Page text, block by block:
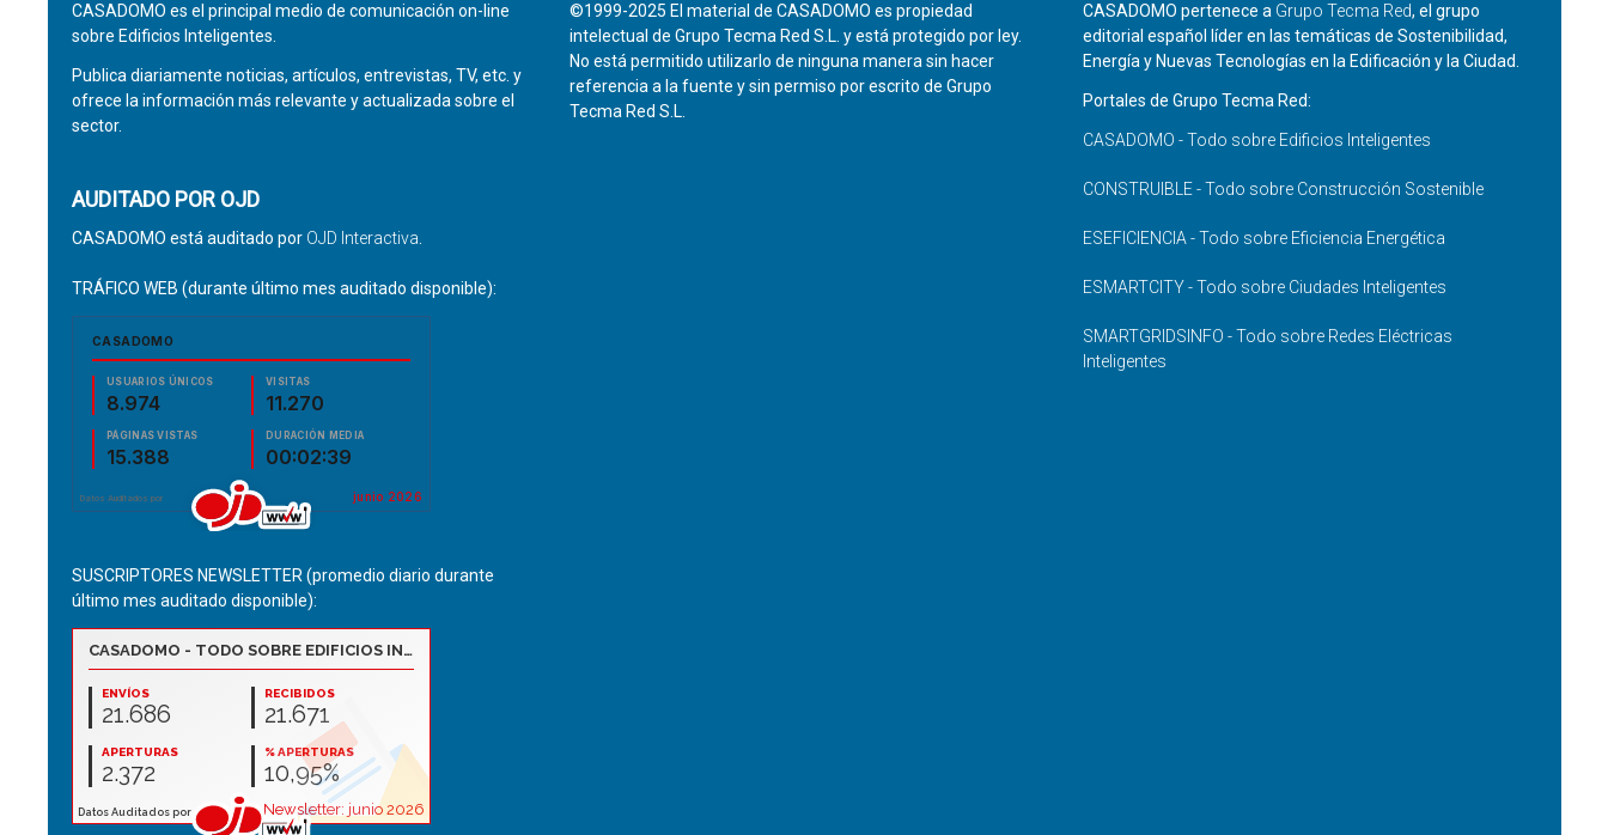
CASADOMO es el principal medio de comunicación on-line
sobre Edificios Inteligentes.
Publica diariamente noticias, artículos, entrevistas, TV, etc. y
ofrece la información más relevante y actualizada sobre el
sector.
AUDITADO POR OJD
CASADOMO está auditado por OJD Interactiva
TRÁFICO WEB (durante último mes auditado disponible):
SUSCRIPTORES NEWSLETTER (promedio diario durante
último mes auditado disponible):
©1999-2025 El material de CASADOMO es propiedad
intelectual de Grupo Tecma Red S.L. y está protegido por ley.
No está permitido utilizarlo de ninguna manera sin hacer
referencia a la fuente y sin permiso por escrito de Grupo
Tecma Red S.L.
CASADOMO pertenece a Grupo Tecma Red, el grupo
editorial español líder en las temáticas de Sostenibilidad,
Energía y Nuevas Tecnologías en la Edificación y la Ciudad.
Portales de Grupo Tecma Red:
CASADOMO - Todo sobre Edificios Inteligentes
CONSTRUIBLE - Todo sobre Construcción Sostenible
ESEFICIENCIA - Todo sobre Eficiencia Energética
ESMARTCITY - Todo sobre Ciudades Inteligentes
SMARTGRIDSINFO - Todo sobre Redes Eléctricas
Inteligentes